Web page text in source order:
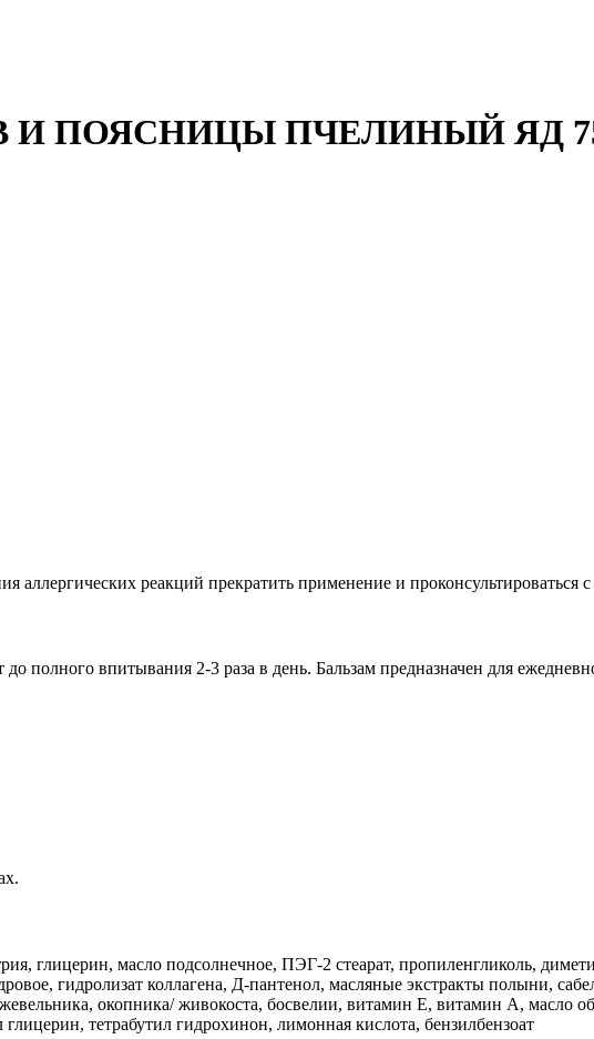
И ПОЯСНИЦЫ ПЧЕЛИНЫЙ ЯД
реакций прекратить применение и проконсультироваться
полного впитывания 2-3 раза в день. Бальзам предназначен для
глицерин, масло подсолнечное, ПЭГ-2 стеарат, пропиленгликоль,
гидролизат коллагена, Д-пантенол, масляные экстракты полыни,
окопника/ живокоста, босвелии, витамин Е, витамин А, масло
тетрабутил гидрохинон, лимонная кислота, бензилбензоат